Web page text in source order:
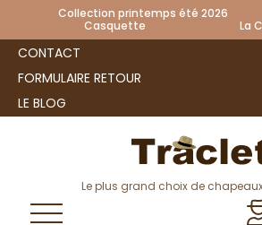
Collection printemps été
Casquette La
CONTACT
FORMULAIRE RETOUR
LE BLOG
Le plus grand choix de